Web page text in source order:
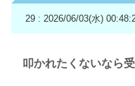
29 : 2026/06/03(水)
叩かれたくないなら